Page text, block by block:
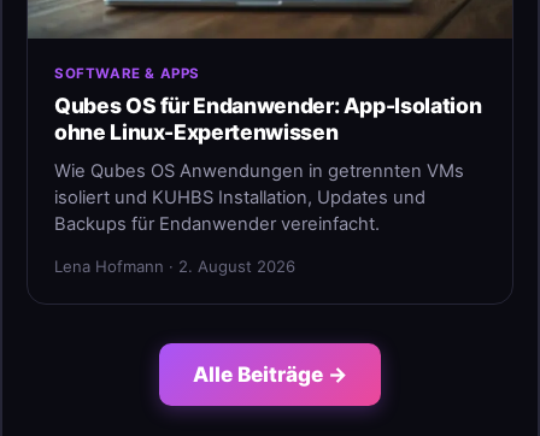
SOFTWARE & APPS
Qubes OS für Endanwender: App-Isolation
ohne Linux-Expertenwissen
Wie Qubes OS Anwendungen in getrennten VMs
isoliert und KUHBS Installation, Updates und
Backups für Endanwender vereinfacht.
Lena Hofmann · 2. August 2026
Alle Beiträge →